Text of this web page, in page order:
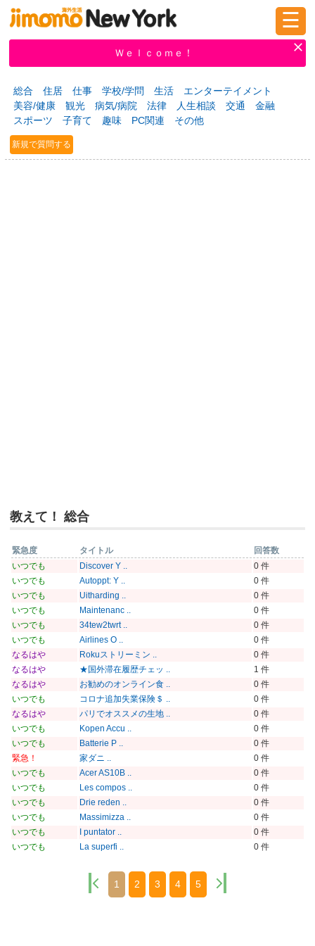
新規登録
掲示板 タウン情報 教えて！
☰
Ｗｅｌｃｏｍｅ！
総合 住居 仕事 学校/学問 生活
エンターテイメント
美容/健康
観光 病気/病院 法律 人生相談 交通
金融
スポーツ
子育て 趣味 PC関連 その他
新規で質問する
教えて！ 総合
緊急度 タイトル
回答数
いつでも
Discover Y ..
0 件
いつでも
Autoppt: Y ..
0 件
いつでも
Uitharding ..
0 件
いつでも
Maintenanc ..
0 件
いつでも
34tew2twrt ..
0 件
いつでも
Airlines O ..
0 件
なるはや
Rokuストリーミン ..
0 件
なるはや
★国外滞在履歴チェッ ..
1 件
なるはや
お勧めのオンライン食 ..
0 件
いつでも
コロナ追加失業保険＄ ..
0 件
なるはや
パリでオススメの生地 ..
0 件
いつでも
Kopen Accu ..
0 件
いつでも
Batterie P ..
0 件
緊急！
家ダニ ..
0 件
いつでも
Acer AS10B ..
0 件
いつでも
Les compos ..
0 件
いつでも
Drie reden ..
0 件
いつでも
Massimizza ..
0 件
いつでも
I puntator ..
0 件
いつでも
La superfi .. 0 件
1 2 3 4 5